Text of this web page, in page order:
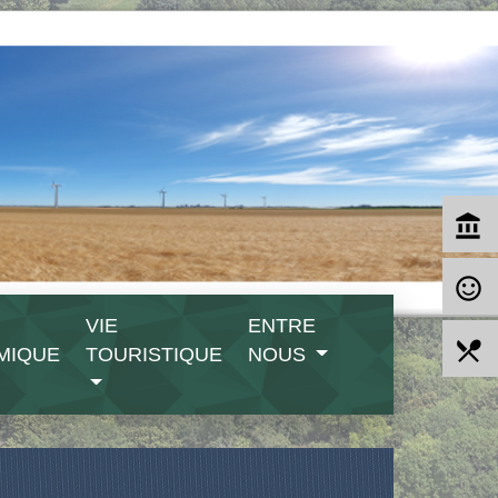
VIE
TOURISTIQUE
ENTRE
NOUS
account_balance
sentiment_satisfied_alt
local_dining